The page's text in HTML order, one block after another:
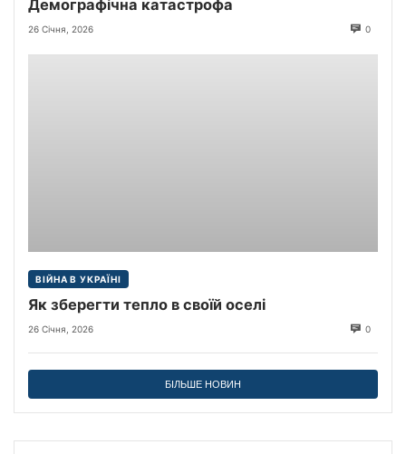
Демографічна катастрофа
26 Січня, 2026 0
ВІЙНА В УКРАЇНІ
Як зберегти тепло в своїй оселі
26 Січня, 2026 0
БІЛЬШЕ НОВИН